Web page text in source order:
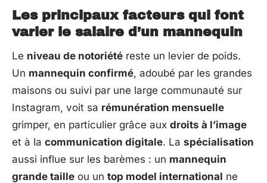
Les principaux facteurs qui font
varier le salaire d’un mannequin
Le niveau de notoriété reste un levier de poids.
Un mannequin confirmé, adoubé par les grandes
maisons ou suivi par une large communauté sur
Instagram, voit sa rémunération mensuelle
grimper, en particulier grâce aux droits à l’image
et à la communication digitale. La spécialisation
aussi influe sur les barèmes : un mannequin
grande taille ou un top model international ne